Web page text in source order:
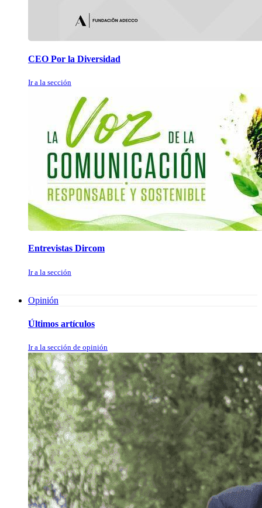
CEO Por la Diversidad
Ir a la sección
Entrevistas Dircom
Ir a la sección
Opinión
Últimos artículos
Ir a la sección de opinión